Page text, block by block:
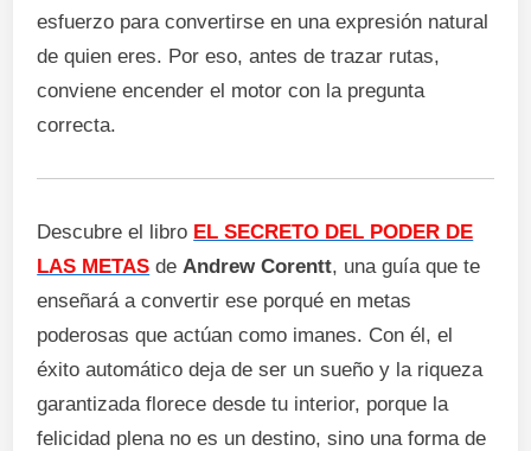
esfuerzo para convertirse en una expresión natural
de quien eres. Por eso, antes de trazar rutas,
conviene encender el motor con la pregunta
correcta.
Descubre el libro EL SECRETO DEL PODER DE
LAS METAS de Andrew Corentt, una guía que te
enseñará a convertir ese porqué en metas
poderosas que actúan como imanes. Con él, el
éxito automático deja de ser un sueño y la riqueza
garantizada florece desde tu interior, porque la
felicidad plena no es un destino, sino una forma de